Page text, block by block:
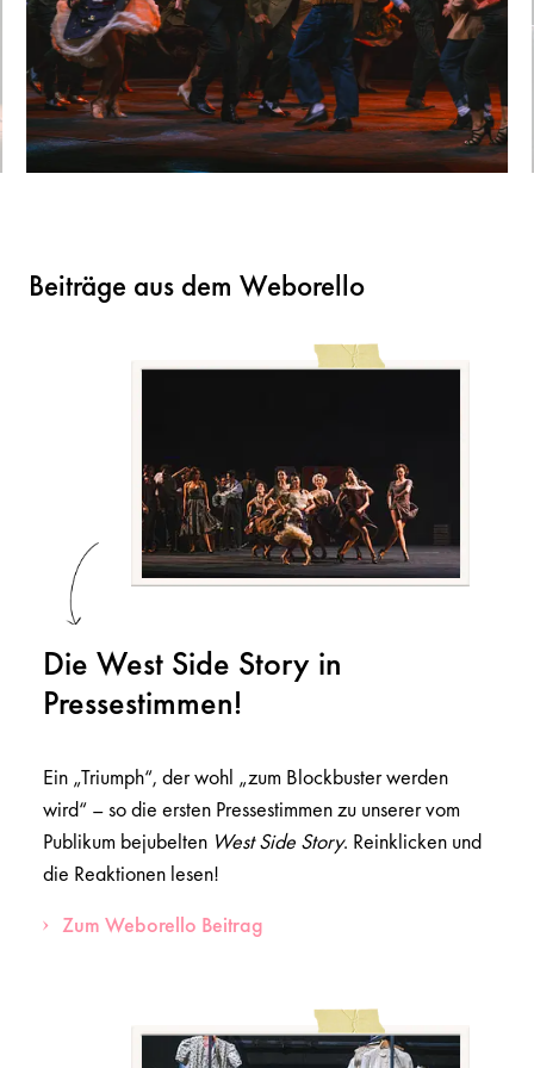
Beiträge aus dem Weborello
Die West Side Story in
Pressestimmen!
Ein „Triumph“, der wohl „zum Blockbuster werden
wird“ – so die ersten Pressestimmen zu unserer vom
Publikum bejubelten West Side Story. Reinklicken und
die Reaktionen lesen!
Zum Weborello Beitrag